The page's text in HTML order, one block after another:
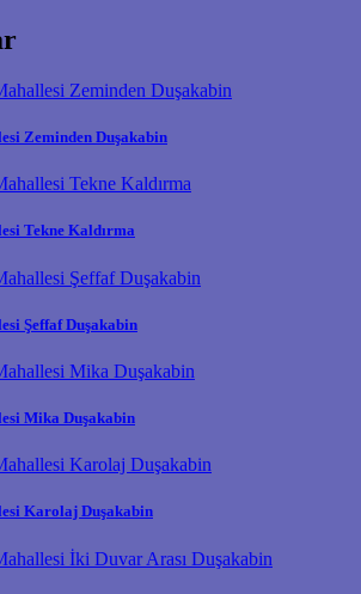
Zeminden Duşakabin
Tekne Kaldırma
Şeffaf Duşakabin
Mika Duşakabin
Karolaj Duşakabin